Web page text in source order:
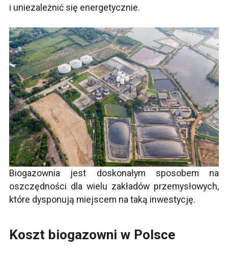
i uniezależnić się energetycznie.
Biogazownia jest doskonałym sposobem na
oszczędności dla wielu zakładów przemysłowych,
które dysponują miejscem na taką inwestycję.
Koszt biogazowni w Polsce